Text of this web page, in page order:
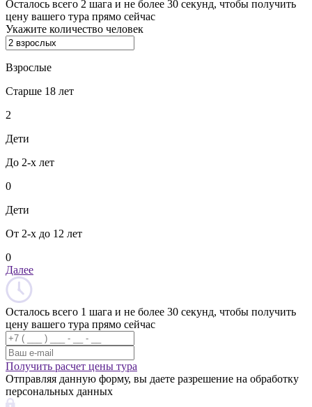
Осталось всего 2 шага и не более 30 секунд, чтобы получить
цену вашего тура прямо сейчас
Укажите количество человек
Взрослые
Старше 18 лет
2
Дети
До 2-х лет
0
Дети
От 2-х до 12 лет
0
Далее
Осталось всего 1 шага и не более 30 секунд, чтобы получить
цену вашего тура прямо сейчас
Получить расчет цены тура
Отправляя данную форму, вы даете разрешение на обработку
персональных данных